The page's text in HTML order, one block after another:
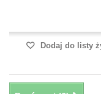
Dodaj do listy